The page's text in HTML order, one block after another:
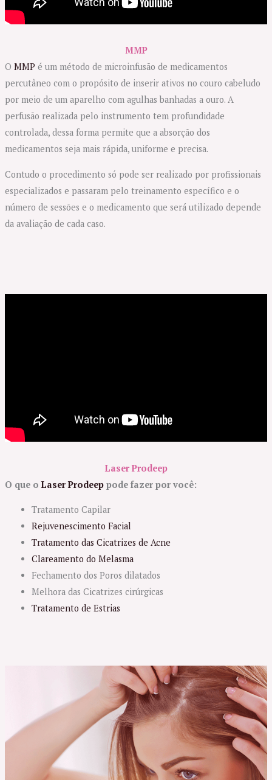
MMP
O MMP é um método de microinfusão de medicamentos
percutâneo com o propósito de inserir ativos no couro cabeludo
por meio de um aparelho com agulhas banhadas a ouro. A
perfusão realizada pelo instrumento tem profundidade
controlada, dessa forma permite que a absorção dos
medicamentos seja mais rápida, uniforme e precisa.
Contudo o procedimento só pode ser realizado por profissionais
especializados e passaram pelo treinamento específico e o
número de sessões e o medicamento que será utilizado depende
da avaliação de cada caso.
Laser Prodeep
O que oLaser Prodeeppode fazer por você:
Tratamento Capilar
Rejuvenescimento Facial
Tratamento das Cicatrizes de Acne
Clareamento do Melasma
Fechamento dos Poros dilatados
Melhora das Cicatrizes cirúrgicas
Tratamento de Estrias